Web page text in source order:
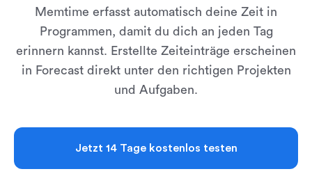
Memtime erfasst automatisch deine Zeit in
Programmen, damit du dich an jeden Tag
erinnern kannst. Erstellte Zeiteinträge erscheinen
in Forecast direkt unter den richtigen Projekten
und Aufgaben.
Jetzt 14 Tage kostenlos testen